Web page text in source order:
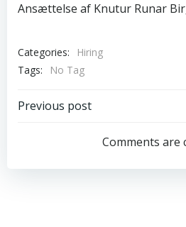
Ansættelse af Knutur Runar
Categories:
Hiring
Tags:
No Tag
Post
navigation
Previous post
Comments are